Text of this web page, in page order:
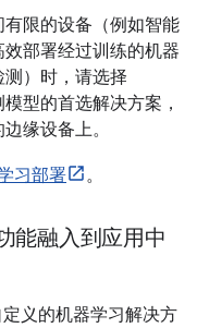
限的设备（例如智能
部署经过训练的机器
）时，请选择
型的首选解决方案，
缘设备上。
习部署 。
能融入到应用中
义的机器学习解决方